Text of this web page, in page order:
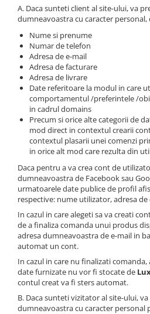
Capiteluri semicoloane
Piedestaluri semicoloane
Trunchiuri semicoloane
Mulaje de interior
Rozete de interior
Panouri decorative
Cadru de arc
Fronton
Șeminee decorative
Panouri pentru tavan
Console de interior
Cadre de ușă
Ornamente de colț
A. Daca sunteti client al site-ului, va
dumneavoastra cu caracter personal,
Nume si prenume
Numar de telefon
Adresa de e-mail
Adresa de facturare
Adresa de livrare
Date referitoare la modul in care
comportamentul /preferintele /
in cadrul domains
Precum si orice alte categorii de
mod direct in contextul crearii
contextul plasarii unei comenzi
in orice alt mod care rezulta din
Daca pentru a va crea cont de
dumneavoastra de Facebook sau
urmatoarele date publice de profil
respective: nume utilizator, adresa de
In cazul in care alegeti sa va creati
de a finaliza comanda unui produs
adresa dumneavoastra de e-mail in
automat un cont.
In cazul in care nu finalizati comanda,
date furnizate nu vor fi stocate de
contul creat va fi sters automat.
B. Daca sunteti vizitator al site-ului,
dumneavoastra cu caracter personal